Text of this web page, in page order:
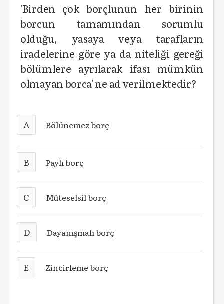
'Birden çok borçlunun her birinin
borcun tamamından sorumlu
olduğu, yasaya veya tarafların
iradelerine göre ya da niteliği gereği
bölümlere ayrılarak ifası mümkün
olmayan borca' ne ad verilmektedir?
A Bölünemez borç
B Paylı borç
C Müteselsil borç
D Dayanışmalı borç
E Zincirleme borç